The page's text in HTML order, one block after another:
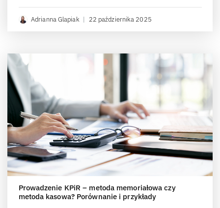
Adrianna Glapiak | 22 października 2025
Prowadzenie KPiR – metoda memoriałowa czy
metoda kasowa? Porównanie i przykłady